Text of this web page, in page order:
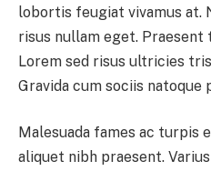
lobortis feugiat vivamus at.
risus nullam eget.
Lorem sed risus ultricies
Gravida cum sociis natoque
Malesuada fames ac turpis
aliquet nibh praesent.